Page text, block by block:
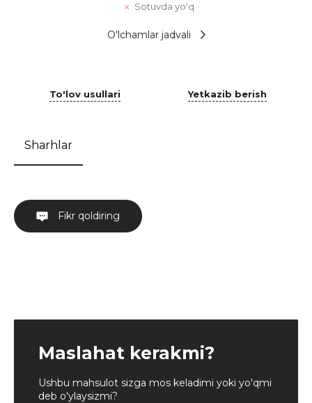
Sotuvda yo'q
O'lchamlar jadvali
To'lov usullari Yetkazib berish
Sharhlar
Fikr qoldiring
Maslahat kerakmi?
Ushbu mahsulot sizga mos keladimi yoki yo'qmi
deb o'ylaysizmi?